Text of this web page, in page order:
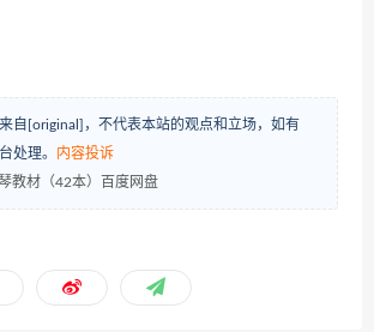
自[original]，不代表本站的观点和立场，如有
处理。 内容投诉
教材（42本）百度网盘